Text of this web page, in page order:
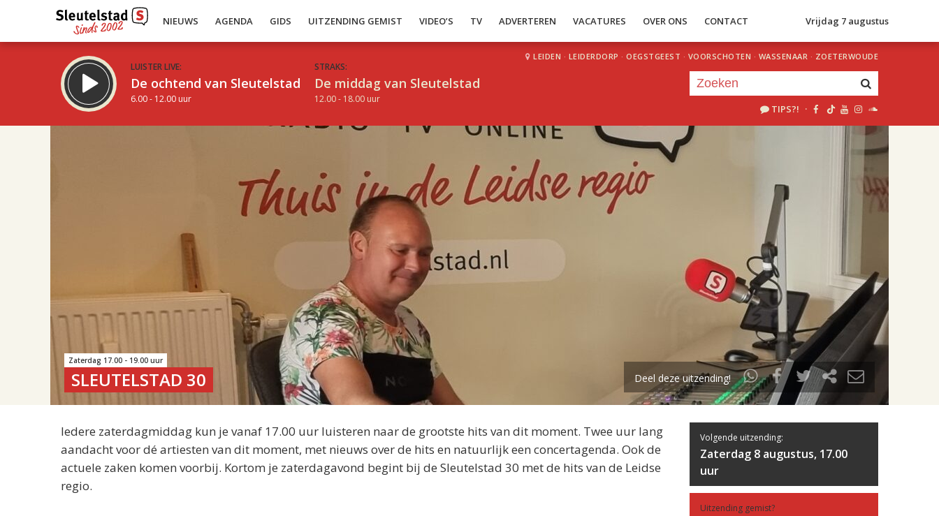
NIEUWS AGENDA GIDS UITZENDING GEMIST VIDEO’S TV ADVERTEREN VACATURES OVER ONS CONTACT Vrijdag 7 augustus
LUISTER LIVE:
De ochtend van Sleutelstad
6.00 - 12.00 uur
STRAKS:
De middag van Sleutelstad
12.00 - 18.00 uur
LEIDEN · LEIDERDORP · OEGSTGEEST · VOORSCHOTEN · WASSENAAR · ZOETERWOUDE
TIPS?! ·
uur 1 van 2
Volgend uur
Zaterdag 17.00 - 19.00 uur
SLEUTELSTAD 30 Deel deze uitzending!
Iedere zaterdagmiddag kun je vanaf 17.00 uur luisteren naar de grootste hits van dit moment. Twee uur lang
aandacht voor dé artiesten van dit moment, met nieuws over de hits en natuurlijk een concertagenda. Ook de
actuele zaken komen voorbij. Kortom je zaterdagavond begint bij de Sleutelstad 30 met de hits van de Leidse
regio.
Volgende uitzending:
Zaterdag 8 augustus, 17.00
uur
Uitzending gemist?